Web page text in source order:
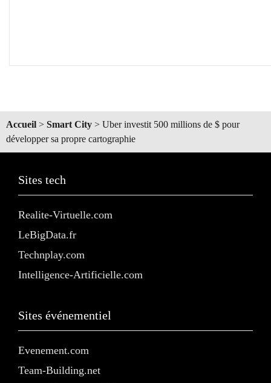
Accueil > Smart City > Uber investit 500 millions de $ pour
développer sa propre cartographie
Sites tech
Realite-Virtuelle.com
LeBigData.fr
Technplay.com
Intelligence-Artificielle.com
Sites événementiel
Evenement.com
Team-Building.net